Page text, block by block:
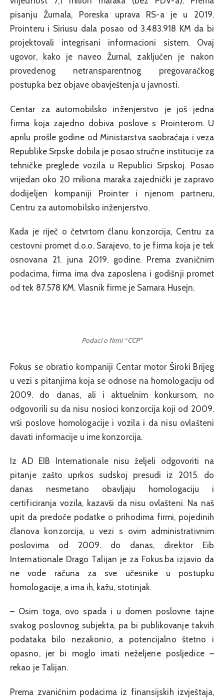
pisanju Žurnala, Poreska uprava RS-a je u 2019.
Prointeru i Siriusu dala posao od 3.483.918 KM da bi
projektovali integrisani informacioni sistem. Ovaj
ugovor, kako je naveo Žurnal, zaključen je nakon
provedenog netransparentnog pregovaračkog
postupka bez objave obavještenja u javnosti.
Centar za automobilsko inženjerstvo je još jedna
firma koja zajedno dobiva poslove s Prointerom. U
aprilu prošle godine od Ministarstva saobraćaja i veza
Republike Srpske dobila je posao stručne institucije za
tehničke preglede vozila u Republici Srpskoj. Posao
vrijedan oko 20 miliona maraka zajednički je zapravo
dodijeljen kompaniji Prointer i njenom partneru,
Centru za automobilsko inženjerstvo.
Kada je riječ o četvrtom članu konzorcija, Centru za
cestovni promet d.o.o. Sarajevo, to je firma koja je tek
osnovana 21. juna 2019. godine. Prema zvaničnim
podacima, firma ima dva zaposlena i godišnji promet
od tek 87.578 KM. Vlasnik firme je Samara Husejn.
Podaci o firmi “CCP”
Fokus se obratio kompaniji Centar motor Široki Brijeg
u vezi s pitanjima koja se odnose na homologaciju od
2009. do danas, ali i aktuelnim konkursom, no
odgovorili su da nisu nosioci konzorcija koji od 2009.
vrši poslove homologacije i vozila i da nisu ovlašteni
davati informacije u ime konzorcija.
Iz AD EIB Internationale nisu željeli odgovoriti na
pitanje zašto uprkos sudskoj presudi iz 2015. do
danas nesmetano obavljaju homologaciju i
certificiranja vozila, kazavši da nisu ovlašteni. Na naš
upit da predoče podatke o prihodima firmi, pojedinih
članova konzorcija, u vezi s ovim administrativnim
poslovima od 2009. do danas, direktor Eib
Internationale Drago Talijan je za Fokus.ba izjavio da
ne vode računa za sve učesnike u postupku
homologacije, a ima ih, kažu, stotinjak.
– Osim toga, ovo spada i u domen poslovne tajne
svakog poslovnog subjekta, pa bi publikovanje takvih
podataka bilo nezakonio, a potencijalno štetno i
opasno, jer bi moglo imati neželjene posljedice –
rekao je Talijan.
Prema zvaničnim podacima iz finansijskih izvještaja,